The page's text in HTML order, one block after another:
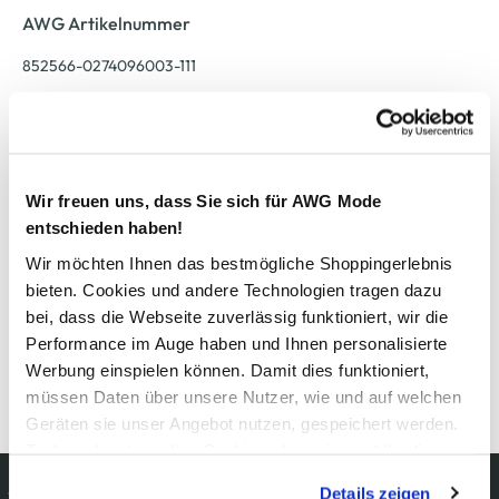
Wir freuen uns, dass Sie sich für AWG Mode
entschieden haben!
Wir möchten Ihnen das bestmögliche Shoppingerlebnis
bieten. Cookies und andere Technologien tragen dazu
bei, dass die Webseite zuverlässig funktioniert, wir die
Performance im Auge haben und Ihnen personalisierte
Werbung einspielen können. Damit dies funktioniert,
müssen Daten über unsere Nutzer, wie und auf welchen
Geräten sie unser Angebot nutzen, gespeichert werden.
Details zeigen
AWG Artikelnummer
852566-0274096003-111
Polyester
, 82% Viskose
Pflegehinweise
Details zur Produktsicherheit anzeigen